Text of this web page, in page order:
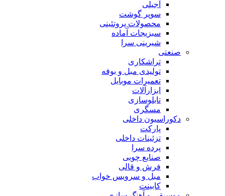
آجیلی
سوپر گوشت
محصولات پروتئینی
سبزیجات آماده
شیرینی سرا
صنعتی
تراشکاری
تولیدی مبل و بوفه
تعمیرات موبایل
ابزارآلات
تابلوسازی
مسگری
دکوراسیون داخلی
پارکت
تزئینات داخلی
پرده سرا
صنایع چوبی
فرش و قالی
مبل و سرويس خواب
کابینت